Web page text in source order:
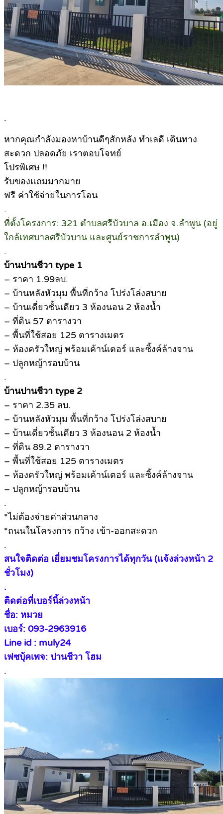
.
หากคุณกำลังมองหาบ้านดีๆสักหลัง ทำเลดี เดินทาง
สะดวก ปลอดภัย เราตอบโจทย์
โปรพิเศษ !!
รับของแถมมากมาย
ฟรี ค่าใช้จ่ายในการโอน
.
ที่ตั้งโครงการ: 321 ตำบลศรีบัวบาล อ.เมือง จ.ลำพูน (อยู่
ใกล้เทศบาลศรีบัวบาน และศูนย์ราชการลำพูน)
.
บ้านปานชีวา type 1
– ราคา 1.99ลบ.
– บ้านหลังหัวมุม พื้นที่กว้าง โปร่งโล่งสบาย
– บ้านเดี่ยวชั้นเดียว 3 ห้องนอน 2 ห้องน้ำ
– ที่ดิน 57 ตารางวา
– พื้นที่ใช้สอย 125 ตารางเมตร
– ห้องครัวใหญ่ พร้อมเค้าน์เตอร์ และซิ้งค์ล้างจาน
– ปลูกหญ้ารอบบ้าน
.
บ้านปานชีวา type 2
– ราคา 2.35 ลบ.
– บ้านหลังหัวมุม พื้นที่กว้าง โปร่งโล่งสบาย
– บ้านเดี่ยวชั้นเดียว 3 ห้องนอน 2 ห้องน้ำ
– ที่ดิน 89.2 ตารางวา
– พื้นที่ใช้สอย 125 ตารางเมตร
– ห้องครัวใหญ่ พร้อมเค้าน์เตอร์ และซิ้งค์ล้างจาน
– ปลูกหญ้ารอบบ้าน
.
*ไม่ต้องจ่ายค่าส่วนกลาง
*ถนนในโครงการ กว้าง เข้า-ออกสะดวก
.
สนใจติดต่อ เยี่ยมชมโครงการได้ทุกวัน (แจ้งล่วงหน้า 2
ชั่วโมง)
.
ติดต่อที่เบอร์นี้ล่วงหน้า
ชื่อ: หมวย
เบอร์: 093-2963916
Line id : muly24
เฟซบุ้คเพจ: ปานชีวา โฮม
.